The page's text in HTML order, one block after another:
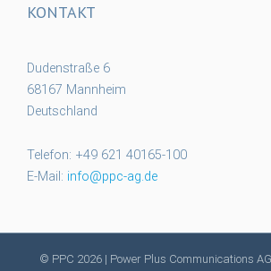
KONTAKT
Dudenstraße 6
68167 Mannheim
Deutschland
Telefon: +49 621 40165-100
E-Mail: info@ppc-ag.de
© PPC 2026 | Power Plus Communications